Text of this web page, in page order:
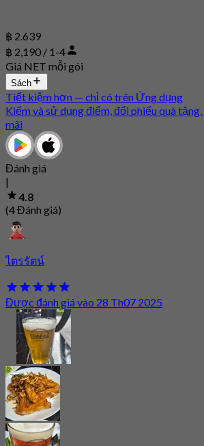
฿ 2.639
฿ 2,190 / 1-4
Giá NET mỗi gói
Sách
Tiết kiệm hơn — chỉ có trên Ứng dụng
Kiếm và sử dụng điểm, đổi phiếu quà
mãi
Đánh giá
|
4.8
(4 Đánh giá)
ไตรรัตน์
Được đánh giá vào 28 Th07 2025